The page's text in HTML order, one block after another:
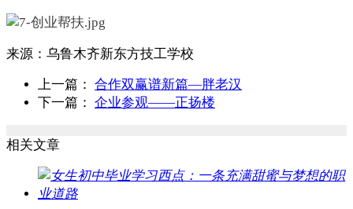
来源： 乌鲁木齐新东方技工学校
上一篇： 合作双赢谱新篇—胖老汉
下一篇： 企业参观——正扬楼
相关文章